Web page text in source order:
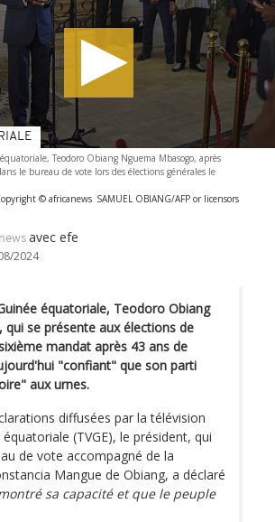
Teodoro Obiang Nguema Mbasogo, après
le bureau de vote lors des élections générales le
© africanews SAMUEL OBIANG/AFP or licensors
avec efe
2024
équatoriale, Teodoro Obiang
se présente aux élections de
mandat après 43 ans de
"confiant" que son parti
aux urnes.
diffusées par la télévision
(TVGE), le président, qui
de vote accompagné de la
Mangue de Obiang, a déclaré
sa capacité et que le peuple